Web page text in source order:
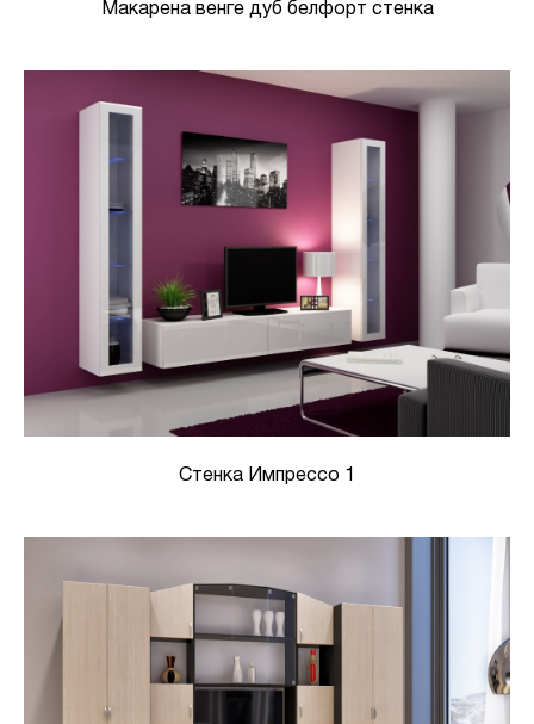
Макарена венге дуб белфорт стенка
Стенка Импрессо 1